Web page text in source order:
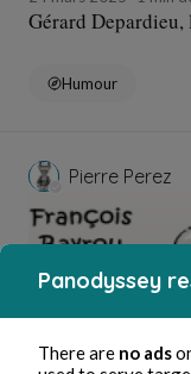
Gérard
Humour
Pierre Perez
Panodyssey
There are no ads